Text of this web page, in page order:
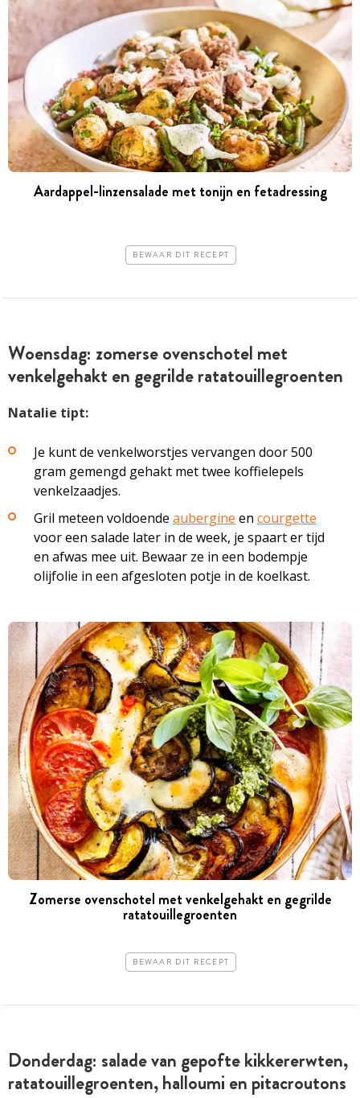
Aardappel-linzensalade met tonijn en fetadressing
BEWAAR DIT RECEPT
Woensdag: zomerse ovenschotel met
venkelgehakt en gegrilde ratatouillegroenten
Natalie tipt:
Je kunt de venkelworstjes vervangen door 500
gram gemengd gehakt met twee koffielepels
venkelzaadjes.
Gril meteen voldoende aubergine en courgette
voor een salade later in de week, je spaart er tijd
en afwas mee uit. Bewaar ze in een bodempje
olijfolie in een afgesloten potje in de koelkast.
Zomerse ovenschotel met venkelgehakt en gegrilde
ratatouillegroenten
BEWAAR DIT RECEPT
Donderdag: salade van gepofte kikkererwten,
ratatouillegroenten, halloumi en pitacroutons